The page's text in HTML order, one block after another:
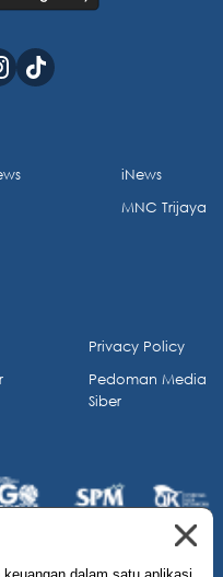
dalam satu aplikasi.
iNews
MNC Trijaya
Privacy Policy
Pedoman Media
Siber